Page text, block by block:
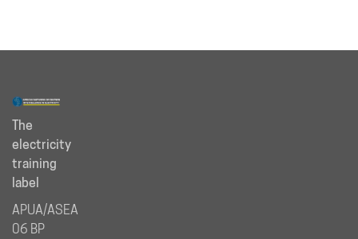
The
electricity
training
label
APUA/ASEA
06 BP